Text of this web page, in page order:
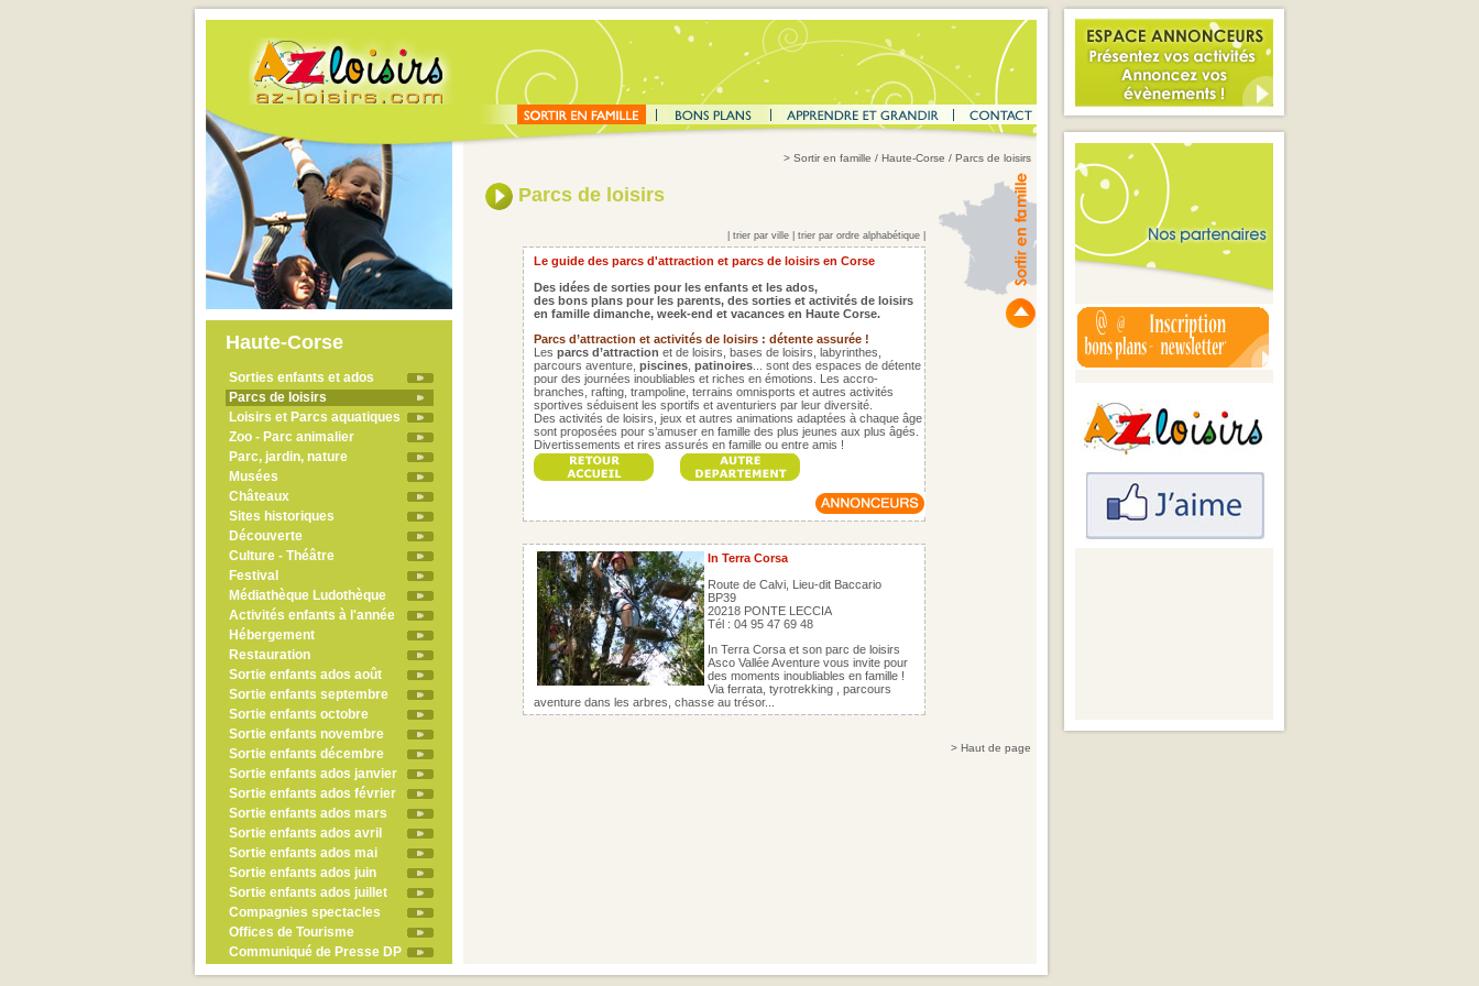
Haute-Corse
Sorties enfants et ados
Parcs de loisirs
Loisirs et Parcs aquatiques
Zoo - Parc animalier
Parc, jardin, nature
Musées
Châteaux
Sites historiques
Découverte
Culture - Théâtre
Festival
Médiathèque Ludothèque
Activités enfants à l'année
Hébergement
Restauration
Sortie enfants ados août
Sortie enfants septembre
Sortie enfants octobre
Sortie enfants novembre
Sortie enfants décembre
Sortie enfants ados janvier
Sortie enfants ados février
Sortie enfants ados mars
Sortie enfants ados avril
Sortie enfants ados mai
Sortie enfants ados juin
Sortie enfants ados juillet
Compagnies spectacles
Offices de Tourisme
Communiqué de Presse DP
> Sortir en famille / Haute-Corse / Parcs de loisirs
Parcs de loisirs
trier par ville trier par ordre alphabétique
Le guide des parcs d'attraction et parcs de loisirs en Corse
Des idées de sorties pour les enfants et les ados,
des bons plans pour les parents, des sorties et activités de loisirs
en famille dimanche, week-end et vacances en Haute Corse.
Parcs d’attraction et activités de loisirs : détente assurée !
Les parcs d’attraction et de loisirs, bases de loisirs, labyrinthes,
parcours aventure, piscines patinoires ... sont des espaces de détente
pour des journées inoubliables et riches en émotions. Les accro-
branches, rafting, trampoline, terrains omnisports et autres activités
sportives séduisent les sportifs et aventuriers par leur diversité.
Des activités de loisirs, jeux et autres animations adaptées à chaque âge
sont proposées pour s’amuser en famille des plus jeunes aux plus âgés.
Divertissements et rires assurés en famille ou entre amis !
In Terra Corsa
Route de Calvi, Lieu-dit Baccario
BP39
20218 PONTE LECCIA
Tél : 04 95 47 69 48
In Terra Corsa et son parc de loisirs
Asco Vallée Aventure vous invite pour
des moments inoubliables en famille !
Via ferrata, tyrotrekking , parcours
aventure dans les arbres, chasse au trésor...
> Haut de page